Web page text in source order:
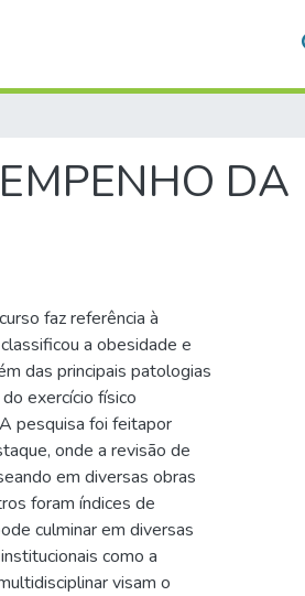
DA
faz referência à
a obesidade e
das principais patologias
exercício físico
pesquisa foi feitapor
onde a revisão de
em diversas obras
foram índices de
culminar em diversas
como a
visam o